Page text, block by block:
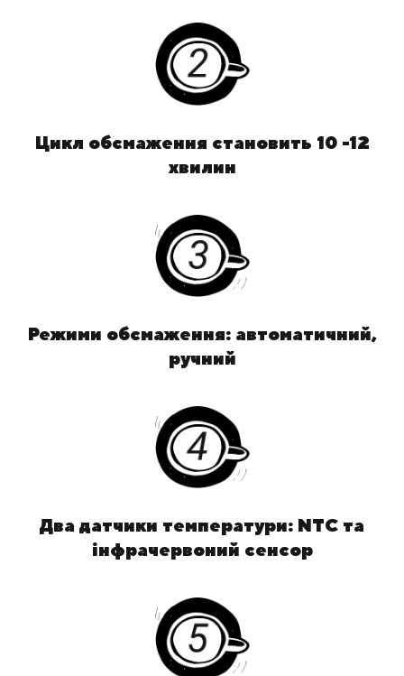
Цикл обсмаження становить 10 -12
хвилин
Режими обсмаження: автоматичний,
ручний
Два датчики температури: NTC та
інфрачервоний сенсор